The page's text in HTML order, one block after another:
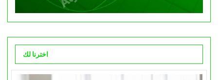
اخترنا لك